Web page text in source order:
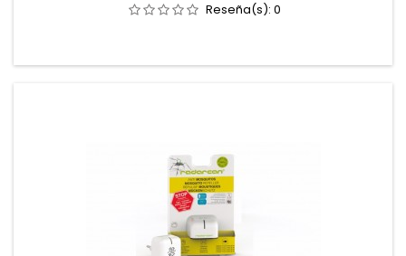
Reseña(s): 0